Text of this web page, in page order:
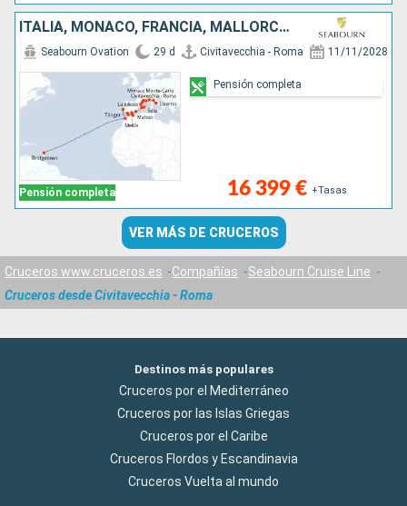
ITALIA, MONACO, FRANCIA, MALLORCA, ESPAÑA, MARRUECOS, PORTUGAL, BARBADOS
Pensión completa
Seabourn Ovation 29 d Civitavecchia - Roma 11/11/2028
16 399 € +Tasas
Pensión completa
VER MÁS DE CRUCEROS
Cruceros www.cruceros.es Compañías
Seabourn Cruise Line
Cruceros desde Civitavecchia - Roma
Destinos más populares
Cruceros por el Mediterráneo
Cruceros por las Islas Griegas
Cruceros por el Caribe
Cruceros Flordos y Escandinavia
Cruceros Vuelta al mundo